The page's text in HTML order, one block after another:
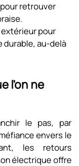
retrouver
extérieur pour
durable, au-delà
l’on ne
le pas, par
envers le
les retours
électrique offre